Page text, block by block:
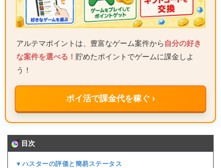
アルテマポイントは、豊富なゲーム案件から 自分の好き
な案件を選べる！ 貯めたポイントでゲームに課金しよ
う！
ポイ活で課金代を稼ぐ ›
目次
▼ハスターの評価と簡易ステータス